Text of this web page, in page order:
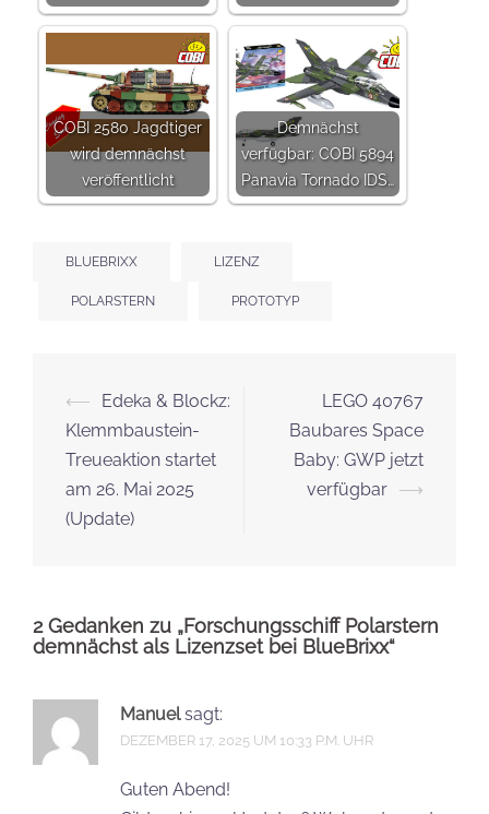
COBI 2580 Jagdtiger
wird demnächst
veröffentlicht
Demnächst
verfügbar: COBI 5894
Panavia Tornado IDS…
BLUEBRIXX LIZENZ
POLARSTERN PROTOTYP
Beitrags-
Navigation
⟵
Edeka & Blockz:
Klemmbaustein-
Treueaktion startet
am 26. Mai 2025
(Update)
LEGO 40767
Baubares Space
Baby: GWP jetzt
verfügbar ⟶
2 Gedanken zu „Forschungsschiff Polarstern
demnächst als Lizenzset bei BlueBrixx“
Manuel sagt:
DEZEMBER 17, 2025 UM 10:33 P.M. UHR
Guten Abend!